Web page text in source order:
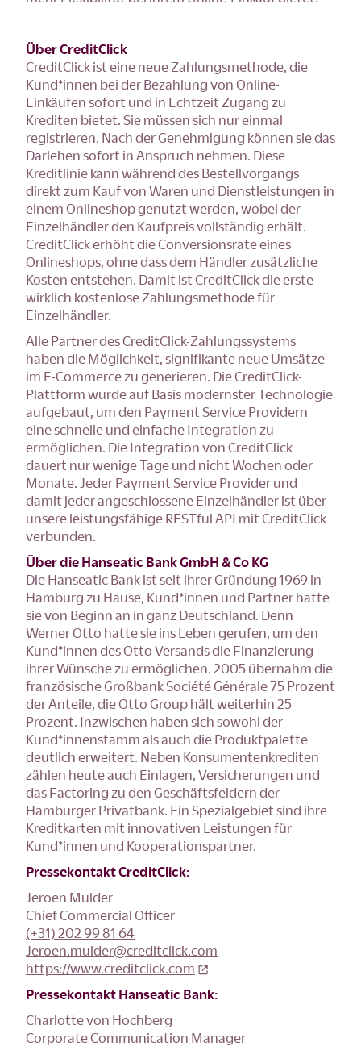
Über CreditClick
CreditClick ist eine neue Zahlungsmethode, die
Kund*innen bei der Bezahlung von Online-
Einkäufen sofort und in Echtzeit Zugang zu
Krediten bietet. Sie müssen sich nur einmal
registrieren. Nach der Genehmigung können sie das
Darlehen sofort in Anspruch nehmen. Diese
Kreditlinie kann während des Bestellvorgangs
direkt zum Kauf von Waren und Dienstleistungen in
einem Onlineshop genutzt werden, wobei der
Einzelhändler den Kaufpreis vollständig erhält.
CreditClick erhöht die Conversionsrate eines
Onlineshops, ohne dass dem Händler zusätzliche
Kosten entstehen. Damit ist CreditClick die erste
wirklich kostenlose Zahlungsmethode für
Einzelhändler.
Alle Partner des CreditClick-Zahlungssystems
haben die Möglichkeit, signifikante neue Umsätze
im E-Commerce zu generieren. Die CreditClick-
Plattform wurde auf Basis modernster Technologie
aufgebaut, um den Payment Service Providern
eine schnelle und einfache Integration zu
ermöglichen. Die Integration von CreditClick
dauert nur wenige Tage und nicht Wochen oder
Monate. Jeder Payment Service Provider und
damit jeder angeschlossene Einzelhändler ist über
unsere leistungsfähige RESTful API mit CreditClick
verbunden.
Über die Hanseatic Bank GmbH & Co KG
Die Hanseatic Bank ist seit ihrer Gründung 1969 in
Hamburg zu Hause, Kund*innen und Partner hatte
sie von Beginn an in ganz Deutschland. Denn
Werner Otto hatte sie ins Leben gerufen, um den
Kund*innen des Otto Versands die Finanzierung
ihrer Wünsche zu ermöglichen. 2005 übernahm die
französische Großbank Société Générale 75 Prozent
der Anteile, die Otto Group hält weiterhin 25
Prozent. Inzwischen haben sich sowohl der
Kund*innenstamm als auch die Produktpalette
deutlich erweitert. Neben Konsumentenkrediten
zählen heute auch Einlagen, Versicherungen und
das Factoring zu den Geschäftsfeldern der
Hamburger Privatbank. Ein Spezialgebiet sind ihre
Kreditkarten mit innovativen Leistungen für
Kund*innen und Kooperationspartner.
Pressekontakt CreditClick:
Jeroen Mulder
Chief Commercial Officer
(+31) 202 99 81 64
Jeroen.mulder@creditclick.com
https://www.creditclick.com
Pressekontakt Hanseatic Bank:
Charlotte von Hochberg
Corporate Communication Manager